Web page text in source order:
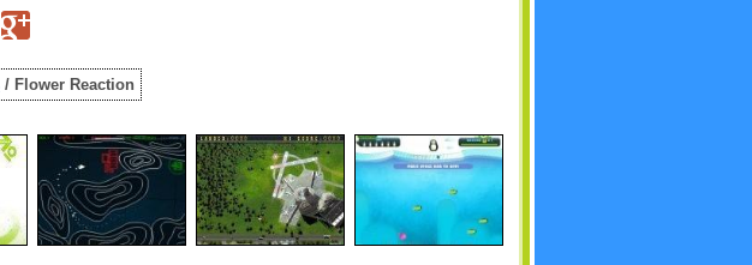
/ Flower Reaction